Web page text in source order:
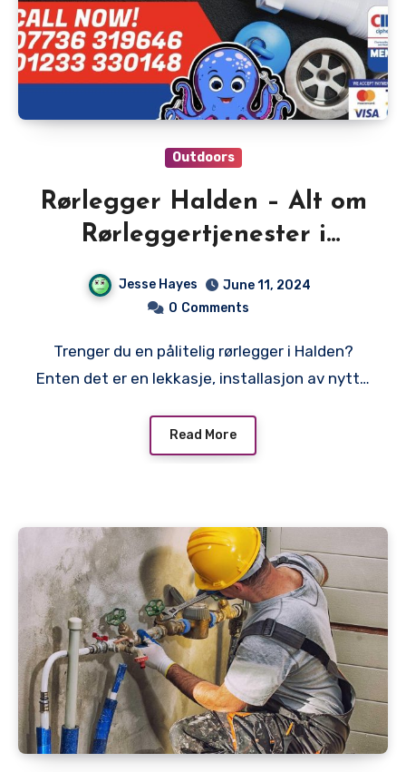
Outdoors
Rørlegger Halden – Alt om
Rørleggertjenester i
Jesse Hayes
June 11, 2024
0 Comments
Trenger du en pålitelig rørlegger i Halden?
Enten det er en lekkasje, installasjon av nytt…
Read More